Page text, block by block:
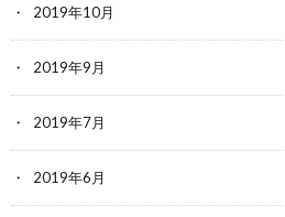
2019年10月
2019年9月
2019年7月
2019年6月